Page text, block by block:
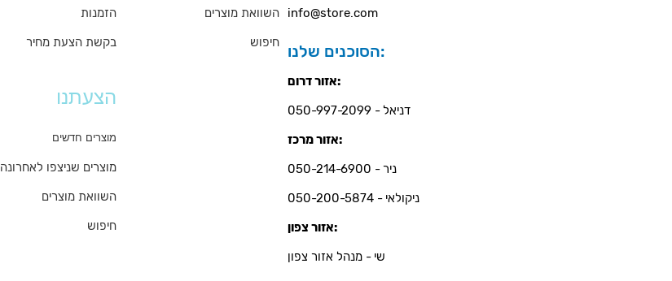
הזמנות
בקשת הצעת מחיר
הצעתנו
מוצרים חדשים
מוצרים שניצפו לאחרונה
השוואת מוצרים
חיפוש
השוואת מוצרים
חיפוש
info@store.com
הסוכנים שלנו:
אזור דרום:
דניאל - 050-997-2099
אזור מרכז:
ניר - 050-214-6900
ניקולאי - 050-200-5874
אזור צפון:
שי - מנהל אזור צפון